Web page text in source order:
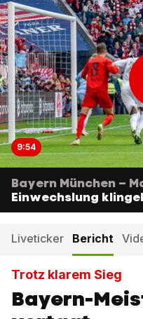
9:54
Bayern München –
Einwechslung
Liveticker Bericht
Trotz klarem Sieg
Bayern-